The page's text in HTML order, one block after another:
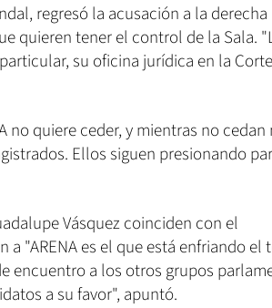
regresó la acusación a la derecha
quieren tener el control de la Sala.
su oficina jurídica en la Corte
no quiere ceder, y mientras no cedan
Ellos siguen presionando
Vásquez coinciden con el
"ARENA es el que está enfriando el
encuentro a los otros grupos
a su favor", apuntó.